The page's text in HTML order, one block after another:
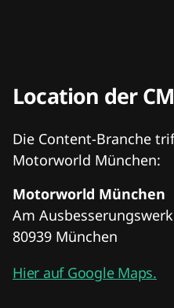
Location der
Die Content-Branche
Motorworld München:
Motorworld München
Am
80939 München
Hier auf Google Maps.